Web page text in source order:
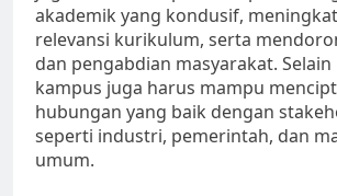
akademik yang kondusif,
relevansi kurikulum, serta
dan pengabdian masyarakat.
kampus juga harus mampu
hubungan yang baik dengan
seperti industri, pemerintah, dan
umum.